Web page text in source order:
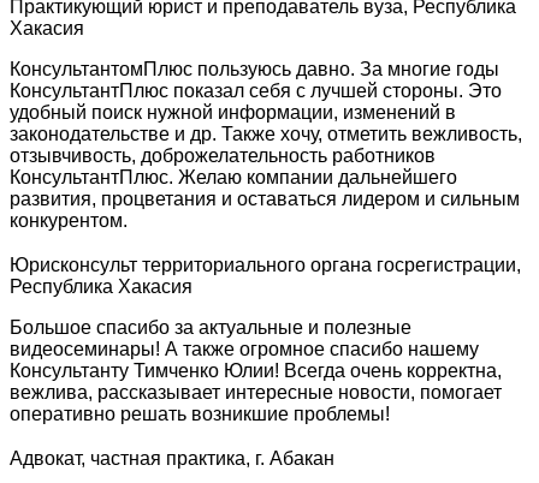
Практикующий юрист и преподаватель вуза, Республика
Хакасия
КонсультантомПлюс пользуюсь давно. За многие годы
КонсультантПлюс показал себя с лучшей стороны. Это
удобный поиск нужной информации, изменений в
законодательстве и др. Также хочу, отметить вежливость,
отзывчивость, доброжелательность работников
КонсультантПлюс. Желаю компании дальнейшего
развития, процветания и оставаться лидером и сильным
конкурентом.
Юрисконсульт территориального органа госрегистрации,
Республика Хакасия
Большое спасибо за актуальные и полезные
видеосеминары! А также огромное спасибо нашему
Консультанту Тимченко Юлии! Всегда очень корректна,
вежлива, рассказывает интересные новости, помогает
оперативно решать возникшие проблемы!
Адвокат, частная практика, г. Абакан